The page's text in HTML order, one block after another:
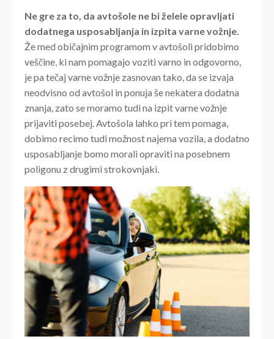
Ne gre za to, da avtošole ne bi želele opravljati
dodatnega usposabljanja in izpita varne vožnje.
Že med običajnim programom v avtošoli pridobimo
veščine, ki nam pomagajo voziti varno in odgovorno,
je pa tečaj varne vožnje zasnovan tako, da se izvaja
neodvisno od avtošol in ponuja še nekatera dodatna
znanja, zato se moramo tudi na izpit varne vožnje
prijaviti posebej. Avtošola lahko pri tem pomaga,
dobimo recimo tudi možnost najema vozila, a dodatno
usposabljanje bomo morali opraviti na posebnem
poligonu z drugimi strokovnjaki.